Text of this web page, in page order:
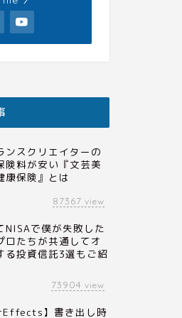
ンスクリエイターの
険料が安い『文芸美
康保険』とは
87367 view
NISAで僕が失敗した
ロたちが共通してオ
る投資信託3選もご紹
73904 view
】書き出し時